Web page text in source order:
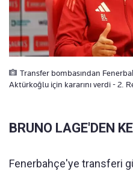
Transfer bombasından
Aktürkoğlu için kararını verdi - 2.
BRUNO LAGE'DEN
Fenerbahçe'ye transferi